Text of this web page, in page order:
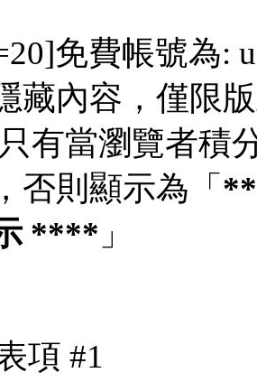
免費帳號為:
藏內容，僅限
有當瀏覽者積
否則顯示為「
**** 」
項 #1